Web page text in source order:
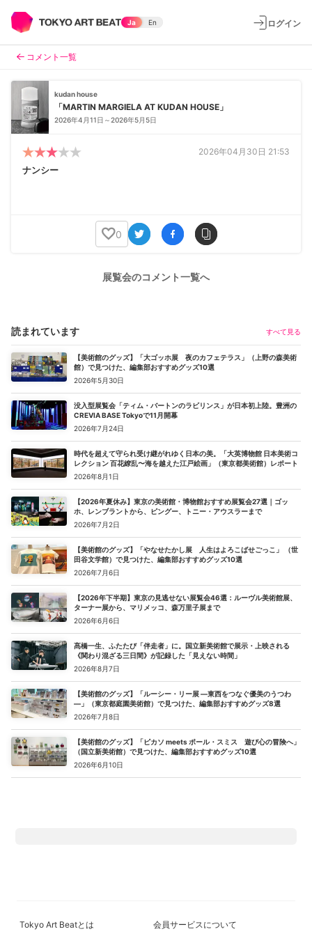
Ja En ログイン
コメント一覧
kudan house
「MARTIN MARGIELA AT KUDAN HOUSE」
2026年4月11日～2026年5月5日
2026年04月30日 21:53
ナンシー
0
展覧会のコメント一覧へ
読まれています すべて見る
【美術館のグッズ】「大ゴッホ展 夜のカフェテラス」（上野の森美術
館）で見つけた、編集部おすすめグッズ10選
2026年5月30日
没入型展覧会「ティム・バートンのラビリンス」が日本初上陸。豊洲の
CREVIA BASE Tokyoで11月開幕
2026年7月24日
時代を超えて守られ受け継がれゆく日本の美。「大英博物館 日本美術コ
レクション 百花繚乱〜海を越えた江戸絵画」（東京都美術館）レポート
2026年8月1日
【2026年夏休み】東京の美術館・博物館おすすめ展覧会27選｜ゴッ
ホ、レンブラントから、ピングー、トニー・アウスラーまで
2026年7月2日
【美術館のグッズ】「やなせたかし展 人生はよろこばせごっこ」 （世
田谷文学館）で見つけた、編集部おすすめグッズ10選
2026年7月6日
【2026年下半期】東京の見逃せない展覧会46選：ルーヴル美術館展、
ターナー展から、マリメッコ、森万里子展まで
2026年6月6日
髙橋一生、ふたたび「伴走者」に。国立新美術館で展示・上映される
《関わり混ざる三日間》が記録した「見えない時間」
2026年8月7日
【美術館のグッズ】「ルーシー・リー展 ―東西をつなぐ優美のうつわ
―」（東京都庭園美術館）で見つけた、編集部おすすめグッズ8選
2026年7月8日
【美術館のグッズ】「ピカソ meets ポール・スミス 遊び心の冒険へ」
（国立新美術館）で見つけた、編集部おすすめグッズ10選
2026年6月10日
Tokyo Art Beatとは 会員サービスについて